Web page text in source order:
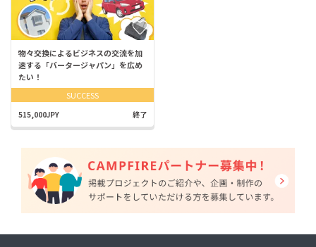
物々交換によるビジネスの交流を加
速する「バータージャパン」を広め
たい！
SUCCESS
515,000JPY 終了